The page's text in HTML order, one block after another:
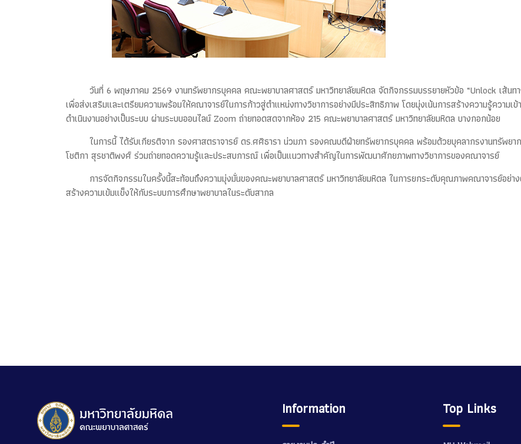
วันที่ 6 พฤษภาคม 2569 งานทรัพยากรบุคคล คณะพยาบาลศาสตร์ มหาวิทยาลัยมหิดล จัดกิจกรรมบรรยายหัวข้อ “Unlock เส้นทา
เพื่อส่งเสริมและเตรียมความพร้อมให้คณาจารย์ในการก้าวสู่ตำแหน่งทางวิชาการอย่างมีประสิทธิภาพ โดยมุ่งเน้นการสร้างความรู้ความ
ดำเนินงานอย่างเป็นระบบ ผ่านระบบออนไลน์ Zoom ถ่ายทอดสดจากห้อง 215 คณะพยาบาลศาสตร์ มหาวิทยาลัยมหิดล บางกอกน้อย
ในการนี้ ได้รับเกียรติจาก รองศาสตราจารย์ ดร.ศศิธารา น่วมภา รองคณบดีฝ่ายทรัพยากรบุคคล พร้อมด้วยบุคลากรงานทรัพย
โชติกา สุรชาติพงศ์ ร่วมถ่ายทอดความรู้และประสบการณ์ เพื่อเป็นแนวทางสำคัญในการพัฒนาศักยภาพทางวิชาการของคณาจารย์
การจัดกิจกรรมในครั้งนี้สะท้อนถึงความมุ่งมั่นของคณะพยาบาลศาสตร์ มหาวิทยาลัยมหิดล ในการยกระดับคุณภาพคณาจารย์อย่าง
สร้างความเข้มแข็งให้กับระบบการศึกษาพยาบาลในระดับสากล
Information Top Links